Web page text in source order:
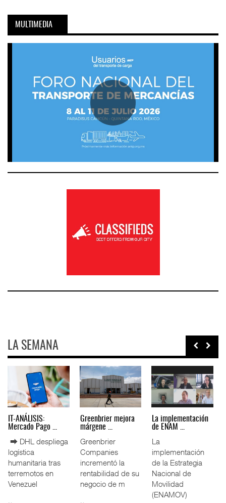
MULTIMEDIA
LA SEMANA
IT-ANÁLISIS: Puerto
Lázar ...
⮕ Canal de
Panamá reducirá
nuevamente el
calado de
Neopanamax ⮕
La ATTRAPI licita
red de ...
La Agencia de
Trenes y
Transporte Público
Integrado
(ATTRAPI) abri
IT-ANÁLISIS: Volaris
abri ...
⮕ IA y
automatización
redefinen
operación
aeroportuaria ⮕
Bomba